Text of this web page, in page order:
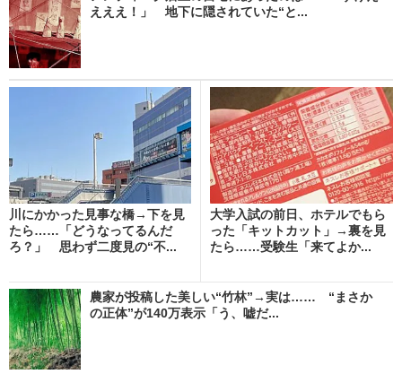
えええ！」 地下に隠されていた“と...
川にかかった見事な橋→下を見
たら……「どうなってるんだ
ろ？」 思わず二度見の“不...
大学入試の前日、ホテルでもら
った「キットカット」→裏を見
たら……受験生「来てよか...
農家が投稿した美しい“竹林”→実は…… “まさか
の正体”が140万表示「う、嘘だ...